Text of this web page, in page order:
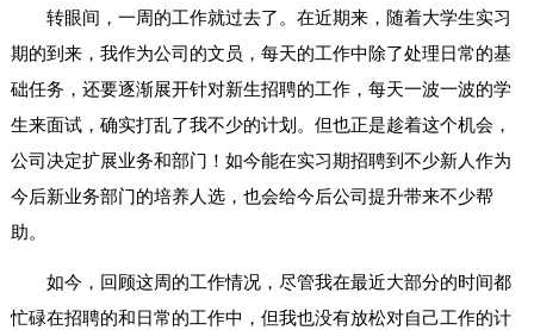
转眼间，一周的工作就过去了。在近期来，随着大学生实习
期的到来，我作为公司的文员，每天的工作中除了处理日常的基
础任务，还要逐渐展开针对新生招聘的工作，每天一波一波的学
生来面试，确实打乱了我不少的计划。但也正是趁着这个机会，
公司决定扩展业务和部门！如今能在实习期招聘到不少新人作为
今后新业务部门的培养人选，也会给今后公司提升带来不少帮
助。
如今，回顾这周的工作情况，尽管我在最近大部分的时间都
忙碌在招聘的和日常的工作中，但我也没有放松对自己工作的计